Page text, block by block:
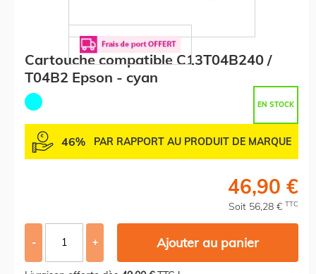
Cartouche compatible C13T04B240 /
T04B2 Epson - cyan
EN STOCK
46% PAR RAPPORT AU PRODUIT DE MARQUE
46,90 €
Soit 56,28 € TTC
- + Ajouter au panier